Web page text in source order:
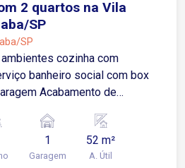
2 quartos na Vila
SP
SP
cozinha com
total infraestrutura e área de
e quadra poliesportiva.
Soares, à menos de
1
Garagem
52 m²
A. Útil